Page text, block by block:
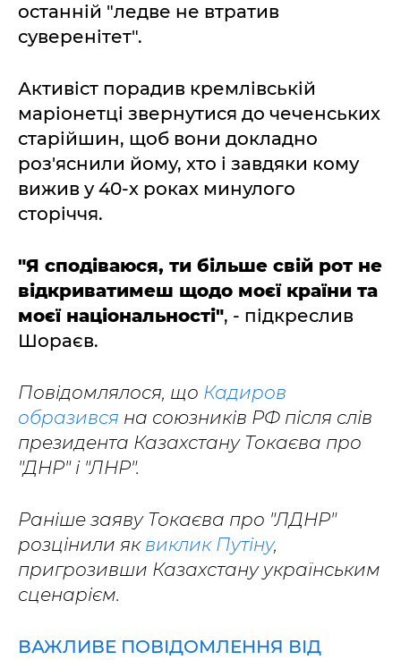
останній "ледве не втратив
суверенітет".
Активіст порадив кремлівській
маріонетці звернутися до чеченських
старійшин, щоб вони докладно
роз'яснили йому, хто і завдяки кому
вижив у 40-х роках минулого
сторіччя.
"Я сподіваюся, ти більше свій рот не
відкриватимеш щодо моєї країни та
моєї національності", - підкреслив
Шораєв.
Повідомлялося, що Кадиров
образився на союзників РФ після слів
президента Казахстану Токаєва про
"ДНР" і "ЛНР".
Раніше заяву Токаєва про "ЛДНР"
розцінили як виклик Путіну,
пригрозивши Казахстану українським
сценарієм.
ВАЖЛИВЕ ПОВІДОМЛЕННЯ ВІД